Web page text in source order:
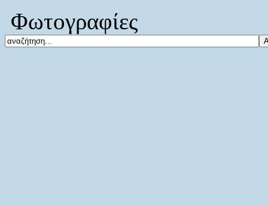
Φωτογραφίες